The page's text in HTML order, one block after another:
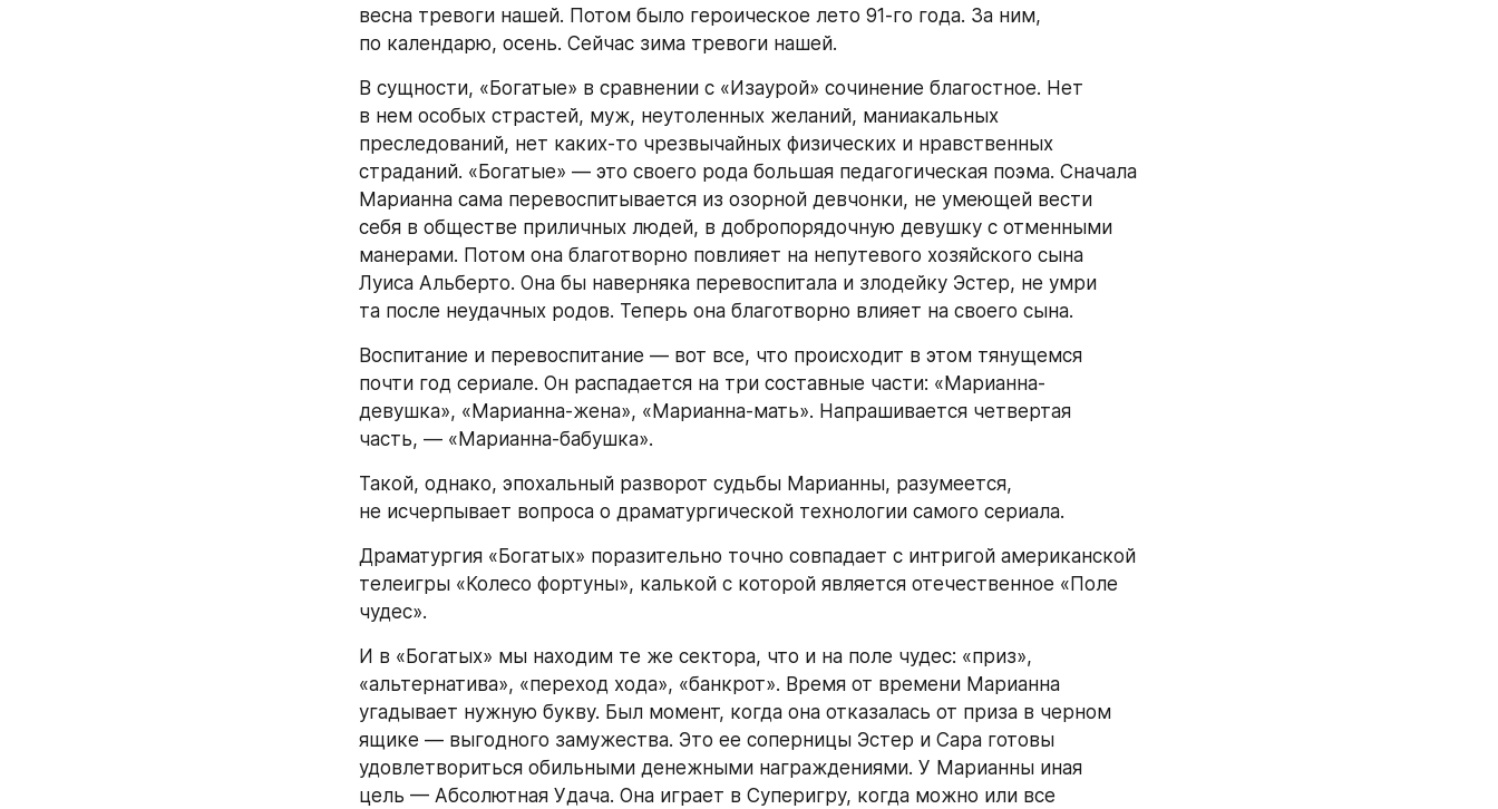
весна тревоги нашей. Потом было героическое лето 91-го года. За ним,
по календарю, осень. Сейчас зима тревоги нашей.
В сущности, «Богатые» в сравнении с «Изаурой» сочинение благостное. Нет
в нем особых страстей, муж, неутоленных желаний, маниакальных
преследований, нет каких-то чрезвычайных физических и нравственных
страданий. «Богатые» — это своего рода большая педагогическая поэма. Сначала
Марианна сама перевоспитывается из озорной девчонки, не умеющей вести
себя в обществе приличных людей, в добропорядочную девушку с отменными
манерами. Потом она благотворно повлияет на непутевого хозяйского сына
Луиса Альберто. Она бы наверняка перевоспитала и злодейку Эстер, не умри
та после неудачных родов. Теперь она благотворно влияет на своего сына.
Воспитание и перевоспитание — вот все, что происходит в этом тянущемся
почти год сериале. Он распадается на три составные части: «Марианна-
девушка», «Марианна-жена», «Марианна-мать». Напрашивается четвертая
часть, — «Марианна-бабушка».
Такой, однако, эпохальный разворот судьбы Марианны, разумеется,
не исчерпывает вопроса о драматургической технологии самого сериала.
Драматургия «Богатых» поразительно точно совпадает с интригой американской
телеигры «Колесо фортуны», калькой с которой является отечественное «Поле
чудес».
И в «Богатых» мы находим те же сектора, что и на поле чудес: «приз»,
«альтернатива», «переход хода», «банкрот». Время от времени Марианна
угадывает нужную букву. Был момент, когда она отказалась от приза в черном
ящике — выгодного замужества. Это ее соперницы Эстер и Сара готовы
удовлетвориться обильными денежными награждениями. У Марианны иная
цель — Абсолютная Удача. Она играет в Суперигру, когда можно или все